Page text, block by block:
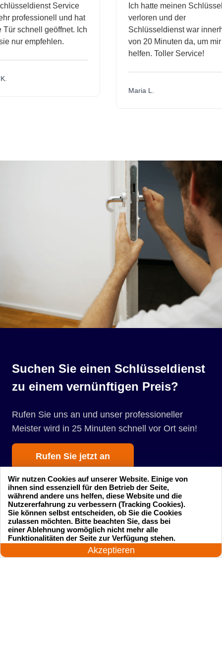
Service
professionell und hat
schnell geöffnet. Ich
nur empfehlen.
Ich hatte meinen Schlüssel
verloren und der
Schlüsseldienst war
von 20 Minuten da, um mir
helfen. Toller Service!
Maria L.
Suchen Sie einen Schlüsseldienst
zu einem vernünftigen Preis?
Rufen Sie uns an und unser professioneller
Meister wird in 25 Minuten schnell vor Ort sein!
Rufen Sie jetzt an
Startseite Einsatzgebiete
Preise
24 Stunden am Tag
Akzeptieren
Wir nutzen Cookies auf unserer Website. Einige von
ihnen sind essenziell für den Betrieb der Seite,
während andere uns helfen, diese Website und die
Nutzererfahrung zu verbessern (Tracking Cookies).
Sie können selbst entscheiden, ob Sie die Cookies
zulassen möchten. Bitte beachten Sie, dass bei
einer Ablehnung womöglich nicht mehr alle
Funktionalitäten der Seite zur Verfügung stehen.